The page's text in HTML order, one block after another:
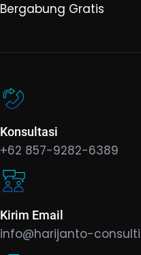
Bergabung Gratis
Konsultasi
+62 857-9282-6389
Kirim Email
info@harijanto-